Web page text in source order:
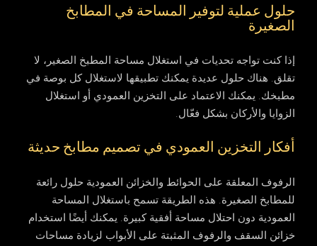
حلول عملية لتوفير المساحة في المطابخ
الصغيرة
إذا كنت تواجه تحديات في استغلال مساحة المطبخ الصغير، لا
تقلق. هناك حلول عديدة يمكنك تطبيقها لاستغلال كل بوصة في
مطبخك. يمكنك الاعتماد على التخزين العمودي أو استغلال
الزوايا والأركان بشكل فعّال.
أفكار التخزين العمودي في تصميم مطابخ حديثة
الرفوف المعلقة على الحوائط والخزائن العمودية حلول رائعة
للمطابخ الصغيرة. هذه الطريقة تسمح باستغلال المساحة
العمودية دون احتلال مساحة أفقية كبيرة. يمكنك أيضًا استخدام
خزائن السقف والرفوف المثبتة على الأبواب لزيادة مساحات